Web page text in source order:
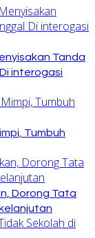
Tanda
interogasi
Tumbuh
Dorong Tata